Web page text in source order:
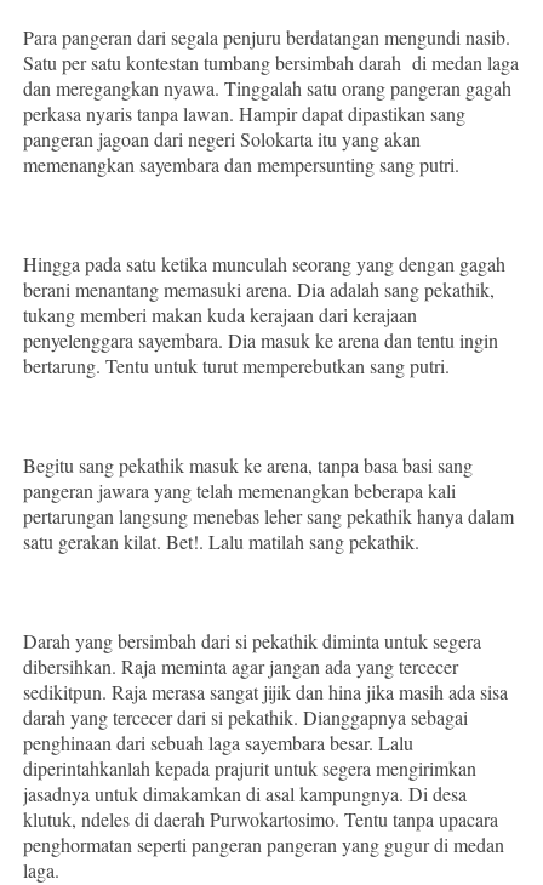
Para pangeran dari segala penjuru berdatangan mengundi nasib.
Satu per satu kontestan tumbang bersimbah darah di medan laga
dan meregangkan nyawa. Tinggalah satu orang pangeran gagah
perkasa nyaris tanpa lawan. Hampir dapat dipastikan sang
pangeran jagoan dari negeri Solokarta itu yang akan
memenangkan sayembara dan mempersunting sang putri.
Hingga pada satu ketika munculah seorang yang dengan gagah
berani menantang memasuki arena. Dia adalah sang pekathik,
tukang memberi makan kuda kerajaan dari kerajaan
penyelenggara sayembara. Dia masuk ke arena dan tentu ingin
bertarung. Tentu untuk turut memperebutkan sang putri.
Begitu sang pekathik masuk ke arena, tanpa basa basi sang
pangeran jawara yang telah memenangkan beberapa kali
pertarungan langsung menebas leher sang pekathik hanya dalam
satu gerakan kilat. Bet!. Lalu matilah sang pekathik.
Darah yang bersimbah dari si pekathik diminta untuk segera
dibersihkan. Raja meminta agar jangan ada yang tercecer
sedikitpun. Raja merasa sangat jijik dan hina jika masih ada sisa
darah yang tercecer dari si pekathik. Dianggapnya sebagai
penghinaan dari sebuah laga sayembara besar. Lalu
diperintahkanlah kepada prajurit untuk segera mengirimkan
jasadnya untuk dimakamkan di asal kampungnya. Di desa
klutuk, ndeles di daerah Purwokartosimo. Tentu tanpa upacara
penghormatan seperti pangeran pangeran yang gugur di medan
laga.